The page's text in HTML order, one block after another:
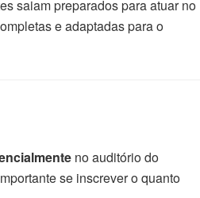
saiam preparados para atuar no
e adaptadas para o
no auditório do
se inscrever o quanto